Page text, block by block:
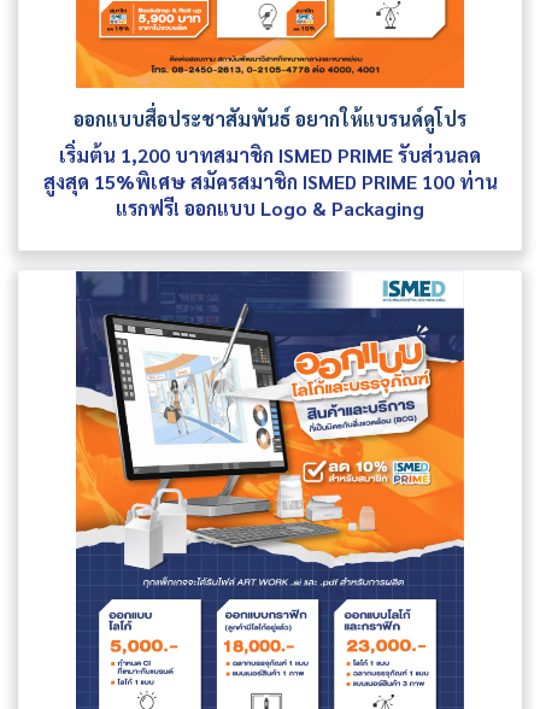
ออกแบบสื่อประชาสัมพันธ์ อยากให้แบรนด์ดูโปร
เริ่มต้น 1,200 บาทสมาชิก ISMED PRIME รับส่วนลด
สูงสุด 15%พิเศษ สมัครสมาชิก ISMED PRIME 100 ท่าน
แรกฟรี! ออกแบบ Logo & Packaging